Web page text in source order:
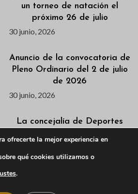
un torneo de natación el
próximo 26 de julio
30 junio, 2026
Anuncio de la convocatoria de
Pleno Ordinario del 2 de julio
de 2026
30 junio, 2026
La concejalía de Deportes
Team presentan el Torneo 3×3
2026
29 junio, 2026
ofrecerte la mejor experiencia en
qué cookies utilizamos o
.